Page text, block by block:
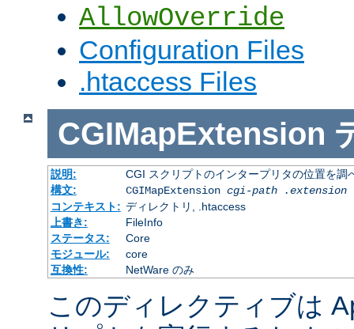
AllowOverride
Configuration Files
.htaccess Files
CGIMapExtension
説明:
CGI スクリプトのインタープリタの位置を調
構文:
CGIMapExtension cgi-path
.extension
コンテキスト: ディレクトリ, .htaccess
上書き:
FileInfo
ステータス:
Core
モジュール:
core
互換性:
NetWare のみ
このディレクティブは